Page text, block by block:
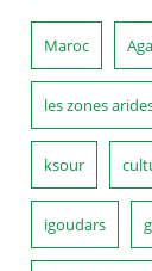
Maroc
les zones
ksour
igoudars